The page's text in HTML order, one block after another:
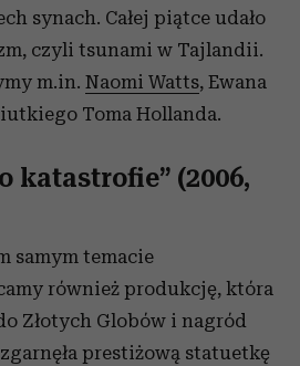
synach. Całej piątce udało
czyli tsunami w Tajlandii.
m.in. Naomi Watts, Ewana
Toma Hollanda.
katastrofie” (2006,
samym temacie
również produkcję, która
Złotych Globów i nagród
prestiżową statuetkę